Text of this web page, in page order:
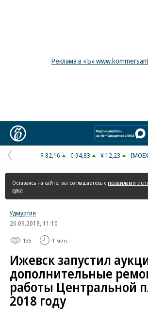
Реклама в «Ъ»
Предыдущая
страница
$ 82,16 € 94,83 ¥ 12,23
Оставаясь на сайте, вы соглашаетесь с правилами
куки
Удмуртия
26.09.2018, 11:10
135 1 мин.
Ижевск запустил
дополнительные
работы Центральной
2018 году